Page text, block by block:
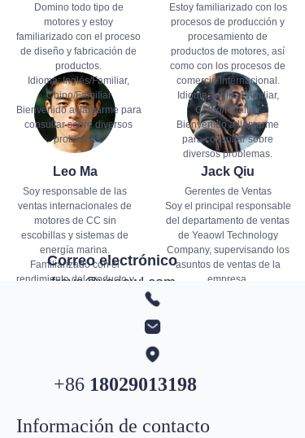
Leo Ma Jack Qiu
Domino todo tipo de
motores y estoy
familiarizado con el proceso
de diseño y fabricación de
productos.
Idioma: Inglés/Familiar,
Chino/Familiar
Bienvenido a llamarme para
consultar sobre diversos
problemas.
Estoy familiarizado con los
procesos de producción y
procesamiento de
productos de motores, así
como con los procesos de
comercio internacional.
Idioma: Inglés/Familiar,
Chino/Familiar
Bienvenido a llamarme
para consultar sobre
diversos problemas.
Soy responsable de las
ventas internacionales de
motores de CC sin
escobillas y sistemas de
energía marina.
Familiarizado con el
rendimiento del producto y
consultas sobre productos o
Gerentes de Ventas
Soy el principal responsable
del departamento de ventas
de Yeaowl Technology
Company, supervisando los
asuntos de ventas de la
empresa.
+852
Correo electrónico
freya@yeaowl.com
Información de contacto
+86 18029013198